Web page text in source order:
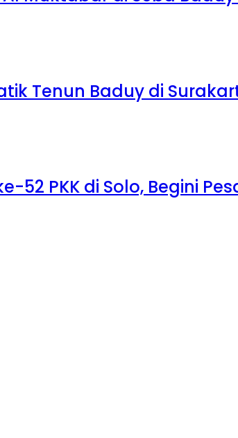
Tenun Baduy di
52 PKK di Solo, Begini